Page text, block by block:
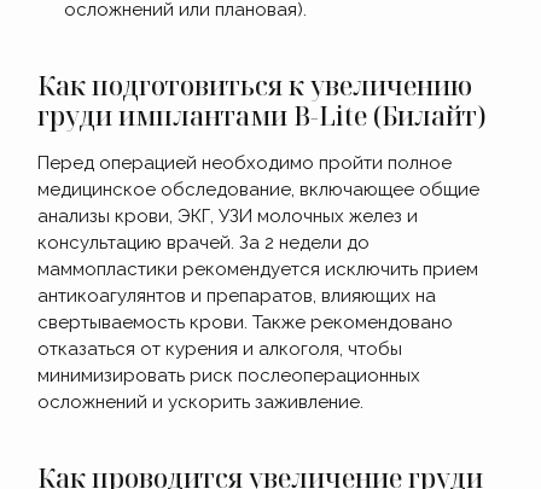
осложнений или плановая).
Как подготовиться к увеличению
груди имплантами B-Lite (Билайт)
Перед операцией необходимо пройти полное
медицинское обследование, включающее общие
анализы крови, ЭКГ, УЗИ молочных желез и
консультацию врачей. За 2 недели до
маммопластики рекомендуется исключить прием
антикоагулянтов и препаратов, влияющих на
свертываемость крови. Также рекомендовано
отказаться от курения и алкоголя, чтобы
минимизировать риск послеоперационных
осложнений и ускорить заживление.
Как проводится увеличение груди